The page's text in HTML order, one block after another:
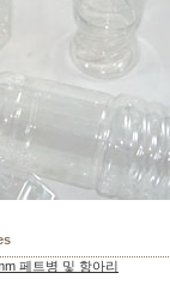
페트병 및 항아리